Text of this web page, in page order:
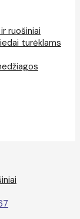
ruošiniai
turėklams